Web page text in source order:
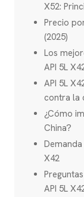
X52:
Precio
(2025)
Los
API 5L
API 5L
contra la
¿Cómo
China?
X42
API 5L